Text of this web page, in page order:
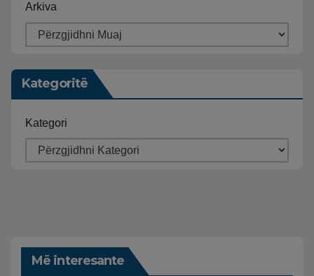
Arkiva
Kategoritë
Kategori
Më interesante